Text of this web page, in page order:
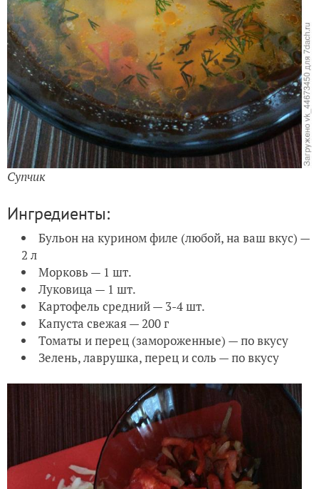
Супчик
Ингредиенты:
Бульон на курином филе (любой, на ваш вкус) —
2 л
Морковь — 1 шт.
Луковица — 1 шт.
Картофель средний — 3-4 шт.
Капуста свежая — 200 г
Томаты и перец (замороженные) — по вкусу
Зелень, лаврушка, перец и соль — по вкусу